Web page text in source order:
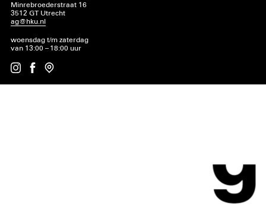
Minrebroederstraat 16
3512 GT Utrecht
ag@hku.nl
woensdag t/m zaterdag
van 13:00 – 18:00 uur